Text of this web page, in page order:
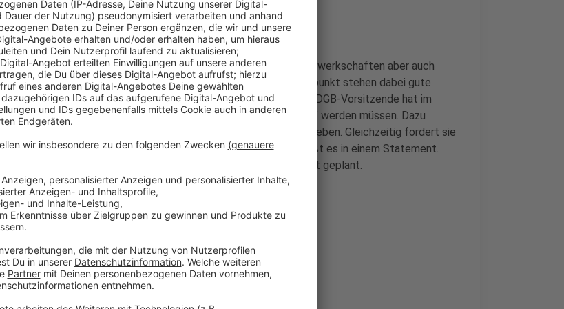
Anzeige
Dort werden dann morgen Mittag ab 12 Uhr Vertreterinnen der Gewerkschaften aber auch
Oberbürgermeister Keller über aktuelle Themen reden. Im Mittelpunkt stehen dabei gute
Löhne, das soziale Klima und die Energiewende. Die Düsseldorfer DGB-Vorsitzende hat im
Vorfeld betont, dass die erneuerbaren Energien "rasch ausgebaut" werden müssen. Dazu
brauche es auch die Weiterbildung von Beschäftigten in den Betrieben. Gleichzeitig fordert sie
die "Wiedereinführung der Vermögenssteuer für Superreiche", heißt es in einem Statement.
Nach der Kundgebung ist am Johannes-Rau-Platz ein Familienfest geplant.
Anzeige
Weitere infos und Links zum Thema:
Anzeige